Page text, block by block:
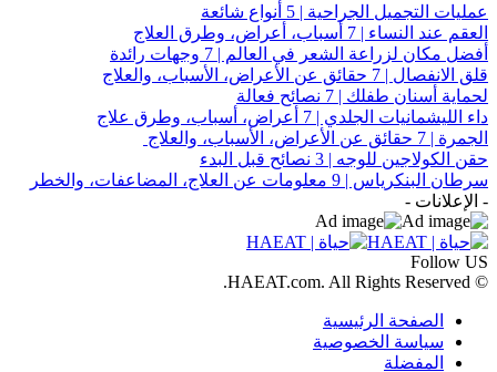
عمليات التجميل الجراحية | 5 أنواع شائعة
العقم عند النساء | 7 أسباب، أعراض، وطرق العلاج
أفضل مكان لزراعة الشعر في العالم | 7 وجهات رائدة
قلق الانفصال | 7 حقائق عن الأعراض، الأسباب، والعلاج
لحماية أسنان طفلك | 7 نصائح فعالة
داء الليشمانيات الجلدي | 7 أعراض، أسباب، وطرق علاج
الجمرة | 7 حقائق عن الأعراض، الأسباب، والعلاج
حقن الكولاجين للوجه | 3 نصائح قبل البدء
سرطان البنكرياس | 9 معلومات عن العلاج، المضاعفات، والخطر
- الإعلانات -
Follow US
© HAEAT.com. All Rights Reserved.
الصفحة الرئيسية
سياسة الخصوصية
المفضلة